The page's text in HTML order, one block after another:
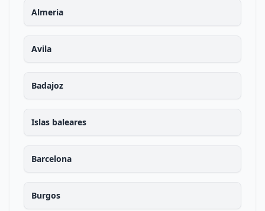
Almeria
Avila
Badajoz
Islas baleares
Barcelona
Burgos